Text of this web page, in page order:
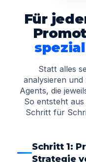
Für
Statt alles
analysieren
Agents, die
So entsteht
Schritt für
Schritt 1:
Strategie